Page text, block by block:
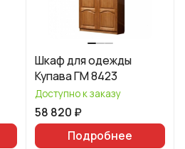
Шкаф для одежды
Купава ГМ 8423
Доступно к заказу
58 820 ₽
Подробнее